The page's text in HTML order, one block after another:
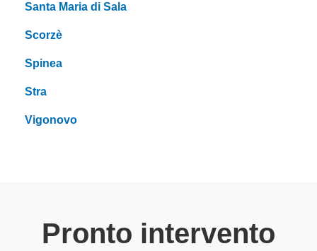
Santa Maria di Sala
Scorzè
Spinea
Stra
Vigonovo
Pronto intervento